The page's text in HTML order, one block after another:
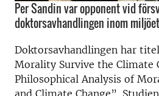
Per Sandin var opponent vid
doktorsavhandlingen inom
Doktorsavhandlingen har
Morality Survive the Climate
Philosophical Analysis of
and Climate Change”.